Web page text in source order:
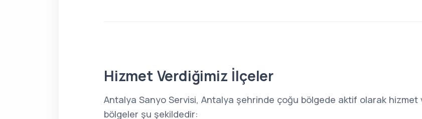
Hizmet Verdiğimiz İlçeler
Antalya Sanyo Servisi, Antalya şehrinde çoğu bölgede aktif olarak hizmet
bölgeler şu şekildedir: